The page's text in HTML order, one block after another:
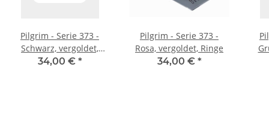
Pilgrim - Serie 373 -
Schwarz, vergoldet,
Ringe
34,00 € *
Pilgrim - Serie 373 -
Rosa, vergoldet, Ringe
34,00 € *